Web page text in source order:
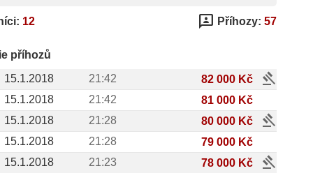
12 3p Příhozy: 57
příhozů
15.1.2018
21:42 82 000 Kč gavel
15.1.2018 21:42
81 000 Kč
15.1.2018
21:28 80 000 Kč gavel
15.1.2018 21:28
79 000 Kč
15.1.2018
21:23 78 000 Kč gavel